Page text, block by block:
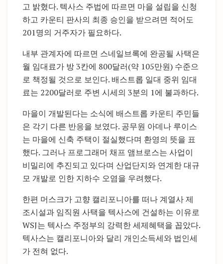
고 밝혔다. 텍사스 주법에 따르면 마을 설립을 신청
하고 카운티 판사의 최종 승인을 받으려면 적어도
201명의 거주자가 필요하다.
내부 관계자에 따르면 스네일브록에 완공될 사택은
월 임대료가 방 3칸에 800달러(약 105만원) 수준으
로 책정될 것으로 보인다. 배스트롭 일대 중위 임대
료는 2200달러로 주변 시세의 3분의 1에 불과하다.
마을이 개발된다는 소식에 배스트롭 카운티 주민들
은 각기 다른 반응을 보였다. 공무원 아데나 루이스
는 마을에 신축 주택이 절실했다며 환영의 뜻을 표
했다. 그러나 프로그래머 채프 앰브로스는 사업이
비밀리에 추진되고 있다며 산업단지와 연계한 대규
모 개발로 인한 지하수 오염을 우려했다.
한편 머스크가 고향 캘리포니아를 떠나 계열사 제
조시설과 임직원 사택을 텍사스에 건설하는 이유로
WSJ는 텍사스 주정부의 강력한 세제혜택을 꼽았다.
텍사스는 캘리포니아와 달리 개인소득세와 법인세
가 전혀 없다.